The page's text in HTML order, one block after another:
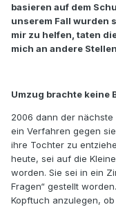
basieren auf dem
unserem Fall wurden
mir zu helfen, taten
mich an andere
Umzug brachte keine
2006 dann der nächste
ein Verfahren gegen
ihre Tochter zu
heute, sei auf die
worden. Sie sei in ein
Fragen“ gestellt
Kopftuch anzulegen,